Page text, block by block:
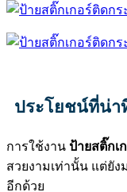
ประโยชน์ที่น่า
การใช้งาน ป้ายสติ๊กเ
สวยงามเท่านั้น แต่ยั
อีกด้วย